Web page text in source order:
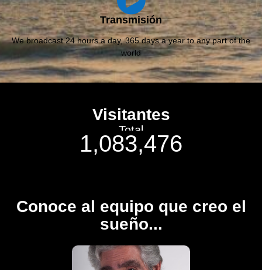
Transmisión
We broadcast 24 hours a day, 365 days a year to any part of the
world
Visitantes
Total
1,083,476
Conoce al equipo que creo el
sueño...